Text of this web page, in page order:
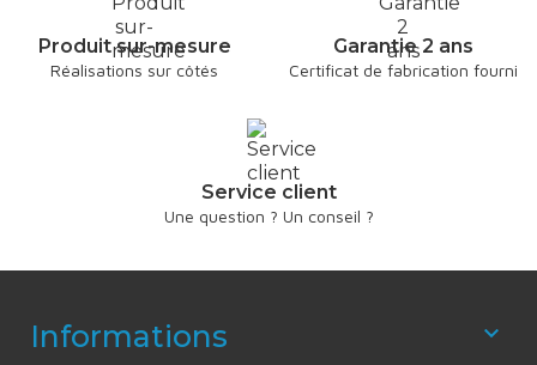
Produit sur-mesure
Réalisations sur côtés
Garantie 2 ans
Certificat de fabrication fourni
Service client
Une question ? Un conseil ?
Informations 